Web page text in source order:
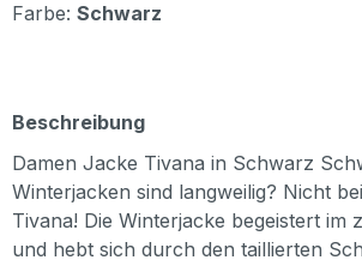
Farbe: Schwarz
Beschreibung
Damen Jacke Tivana in Schwarz
Winterjacken sind langweilig? Nicht
Tivana! Die Winterjacke begeistert im
und hebt sich durch den taillierten